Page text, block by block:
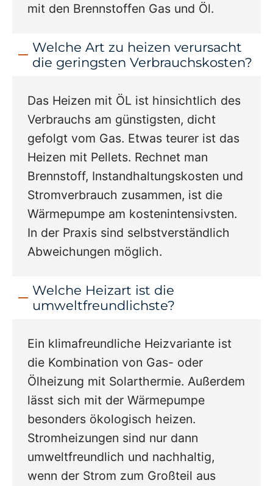
mit den Brennstoffen Gas und Öl.
Welche Art zu heizen verursacht
die geringsten Verbrauchskosten?
Das Heizen mit ÖL ist hinsichtlich des
Verbrauchs am günstigsten, dicht
gefolgt vom Gas. Etwas teurer ist das
Heizen mit Pellets. Rechnet man
Brennstoff, Instandhaltungskosten und
Stromverbrauch zusammen, ist die
Wärmepumpe am kostenintensivsten.
In der Praxis sind selbstverständlich
Abweichungen möglich.
Welche Heizart ist die
umweltfreundlichste?
Ein klimafreundliche Heizvariante ist
die Kombination von Gas- oder
Ölheizung mit Solarthermie. Außerdem
lässt sich mit der Wärmepumpe
besonders ökologisch heizen.
Stromheizungen sind nur dann
umweltfreundlich und nachhaltig,
wenn der Strom zum Großteil aus